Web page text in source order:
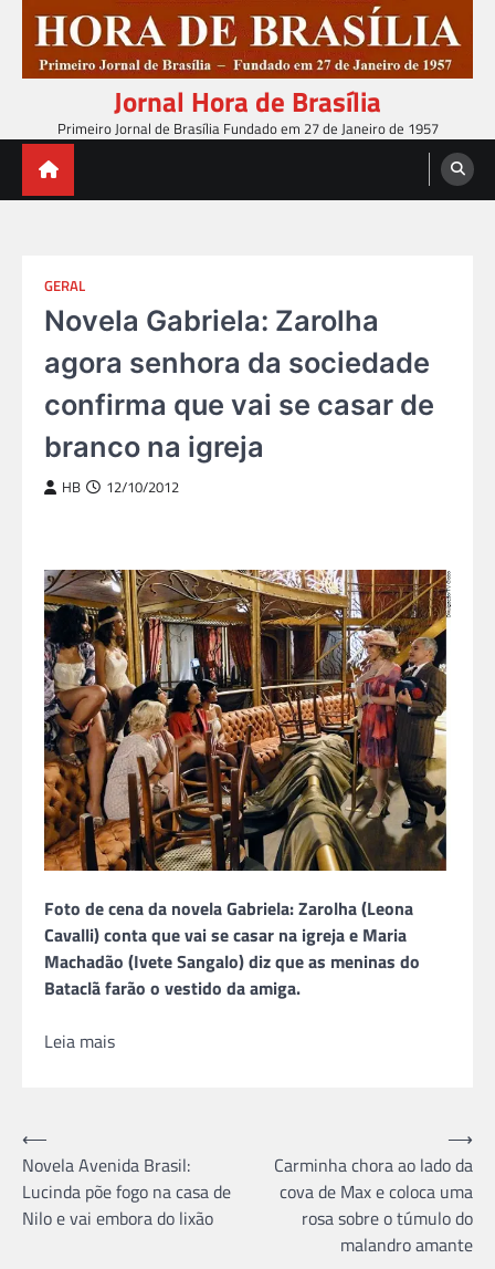
content
Jornal Hora de Brasília
Primeiro Jornal de Brasília Fundado em 27 de Janeiro de 1957
GERAL
Novela Gabriela: Zarolha
agora senhora da sociedade
confirma que vai se casar de
branco na igreja
HB 12/10/2012
Foto de cena da novela Gabriela: Zarolha (Leona
Cavalli) conta que vai se casar na igreja e Maria
Machadão (Ivete Sangalo) diz que as meninas do
Bataclã farão o vestido da amiga.
Leia mais
Navegação
de
Post
⟵
Novela Avenida Brasil:
Lucinda põe fogo na casa de
Nilo e vai embora do lixão
Carminha chora ao lado da
cova de Max e coloca uma
rosa sobre o túmulo do
malandro amante
⟶